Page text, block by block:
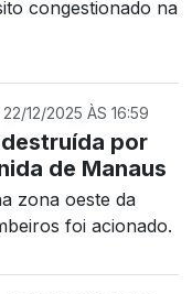
congestionado na
12/2025 ÀS 16:59
destruída por
de Manaus
zona oeste da
foi acionado.